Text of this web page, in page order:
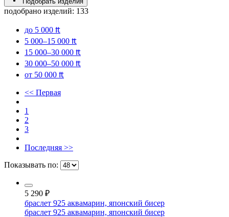
подобрано изделий: 133
до 5 000 ₶
5 000–15 000 ₶
15 000–30 000 ₶
30 000–50 000 ₶
от 50 000 ₶
<< Первая
1
2
3
Последняя >>
Показывать по:
5 290 ₽
браслет 925 аквамарин, японский бисер
браслет 925 аквамарин, японский бисер